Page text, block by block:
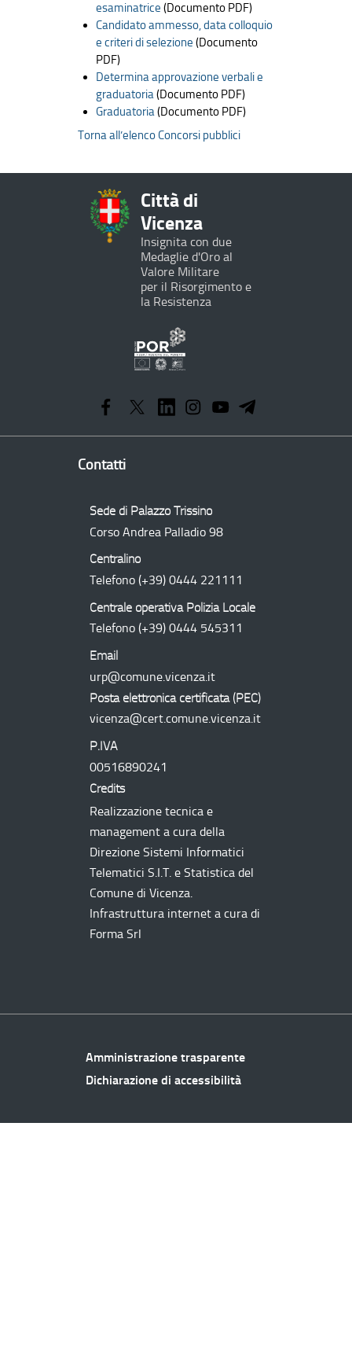
esaminatrice (Documento PDF)
Candidato ammesso, data colloquio
e criteri di selezione (Documento
PDF)
Determina approvazione verbali e
graduatoria(Documento PDF)
Graduatoria(Documento PDF)
Torna all’elenco Concorsi pubblici
Città di
Vicenza
Insignita con due
Medaglie d'Oro al
Valore Militare
per il Risorgimento e
la Resistenza
Operativo
Regionale
Contatti
Sede di Palazzo Trissino
Corso Andrea Palladio 98
Centralino
Telefono (+39) 0444 221111
Centrale operativa Polizia Locale
Telefono (+39) 0444 545311
Email
urp@comune.vicenza.it
Posta elettronica certificata (PEC)
vicenza@cert.comune.vicenza.it
P.IVA
00516890241
Credits
Realizzazione tecnica e
management a cura della
Direzione Sistemi Informatici
Telematici S.I.T. e Statistica del
Comune di Vicenza.
Infrastruttura internet a cura di
Forma Srl
Amministrazione trasparente
Dichiarazione di accessibilità